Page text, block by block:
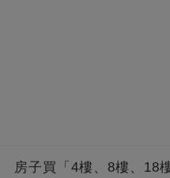
房子買「4樓、8樓、18